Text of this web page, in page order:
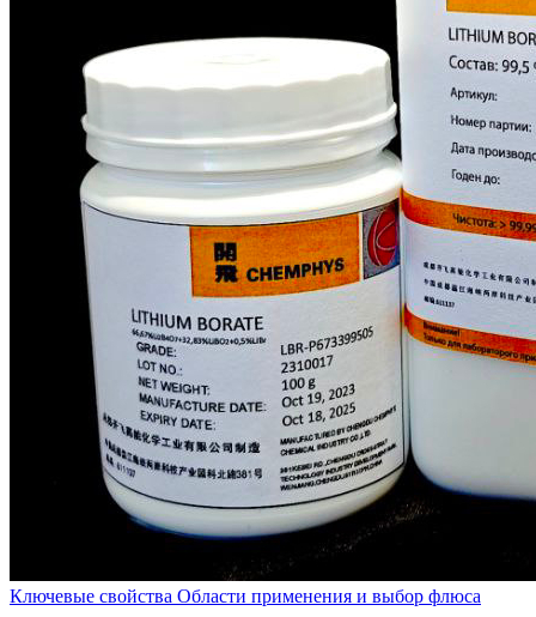
Ключевые свойства Области применения и выбор флюса